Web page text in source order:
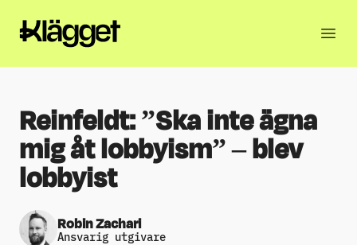
Reinfeldt: ”Ska inte ägna
mig åt lobbyism” – blev
lobbyist
Robin Zachari
Ansvarig utgivare